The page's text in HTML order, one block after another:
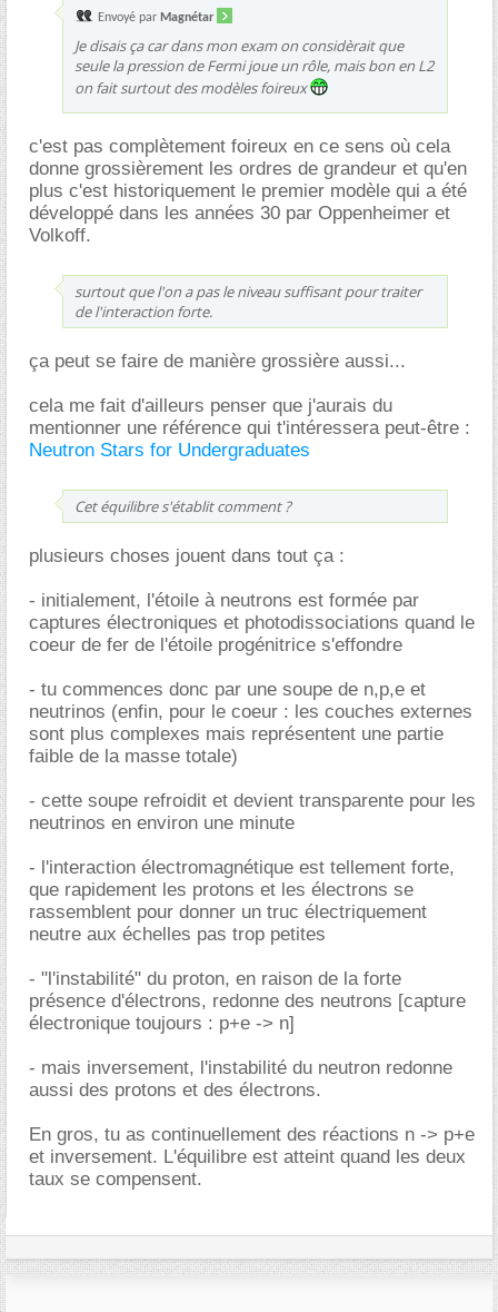
Envoyé par Magnétar
Je disais ça car dans mon exam on considèrait que
seule la pression de Fermi joue un rôle, mais bon en L2
on fait surtout des modèles foireux
c'est pas complètement foireux en ce sens où cela
donne grossièrement les ordres de grandeur et qu'en
plus c'est historiquement le premier modèle qui a été
développé dans les années 30 par Oppenheimer et
Volkoff.
surtout que l'on a pas le niveau suffisant pour traiter
de l'interaction forte.
ça peut se faire de manière grossière aussi...
cela me fait d'ailleurs penser que j'aurais du
mentionner une référence qui t'intéressera peut-être :
Neutron Stars for Undergraduates
Cet équilibre s'établit comment ?
plusieurs choses jouent dans tout ça :
- initialement, l'étoile à neutrons est formée par
captures électroniques et photodissociations quand le
coeur de fer de l'étoile progénitrice s'effondre
- tu commences donc par une soupe de n,p,e et
neutrinos (enfin, pour le coeur : les couches externes
sont plus complexes mais représentent une partie
faible de la masse totale)
- cette soupe refroidit et devient transparente pour les
neutrinos en environ une minute
- l'interaction électromagnétique est tellement forte,
que rapidement les protons et les électrons se
rassemblent pour donner un truc électriquement
neutre aux échelles pas trop petites
- "l'instabilité" du proton, en raison de la forte
présence d'électrons, redonne des neutrons [capture
électronique toujours : p+e -> n]
- mais inversement, l'instabilité du neutron redonne
aussi des protons et des électrons.
En gros, tu as continuellement des réactions n -> p+e
et inversement. L'équilibre est atteint quand les deux
taux se compensent.